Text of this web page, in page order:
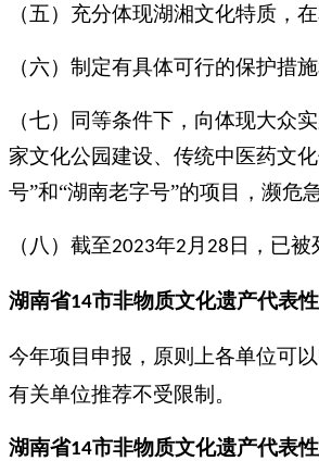
（五）充分体现湖湘文化特质，
（六）制定有具体可行的保护措
（七）同等条件下，向体现大众
家文化公园建设、传统中医药文
号”和“湖南老字号”的项目，濒危
（八）截至2023年2 月 28 日，已
湖南省14市非物质文化遗产代表性
今年项目申报，原则上各单位可
有关单位推荐不受限制。
湖南省14市非物质文化遗产代表性